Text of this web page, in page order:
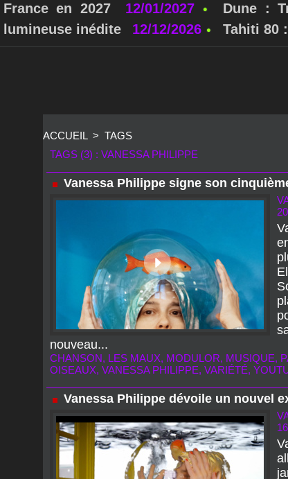
France en 2027
12/01/2027 Dune :
lumineuse inédite
12/12/2026 Tahiti 80
ACCUEIL > TAGS
TAGS (3) : VANESSA PHILIPPE
Vanessa Philippe signe son
nouveau...
CHANSON, LES MAUX, MODULOR, MUSIQUE,
OISEAUX, VANESSA PHILIPPE, VARIÉTÉ,
Vanessa Philippe dévoile un nouvel